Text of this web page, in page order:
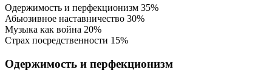
Одержимость и перфекционизм 35%
Абьюзивное наставничество 30%
Музыка как война 20%
Страх посредственности 15%
Одержимость и перфекционизм